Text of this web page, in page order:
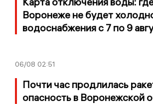
Воронеже не будет
водоснабжения с 7 по 9
06/08 02:51
Почти час продлилась
опасность в Воронежской